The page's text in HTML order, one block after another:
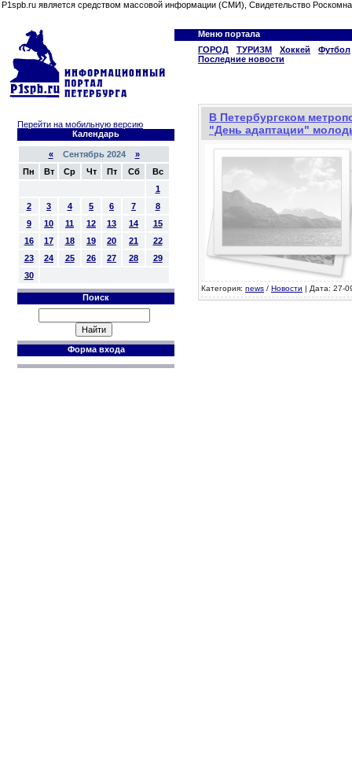
P1spb.ru является средством массовой информации (СМИ), Свидетельство
Меню портала
ГОРОД
ТУРИЗМ Хоккей
Футбол
Последние новости
Перейти на мобильную версию
Календарь
«Сентябрь 2024 »
Пн
Вт Ср Чт Пт Сб
Вс
1
2
3 4 5 6 7
8
9
10 11 12 13 14
15
16
17 18 19 20 21
22
23
24 25 26 27 28
29
30
Поиск
Форма входа
В Петербургском
"День адаптации"
Категория: news / Новости | Дата: 27-